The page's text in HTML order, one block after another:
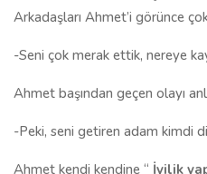
Arkadaşları Ahmet’i görünce
-Seni çok merak ettik, nereye
Ahmet başından geçen olayı
-Peki, seni getiren adam kimdi
Ahmet kendi kendine “ İyilik